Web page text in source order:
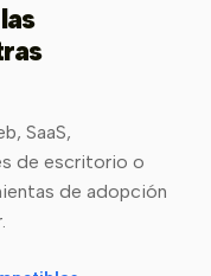
SaaS,
de escritorio o
de adopción